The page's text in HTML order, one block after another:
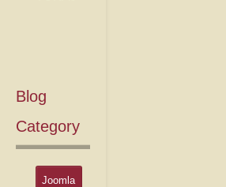
Blog
Category
Joomla